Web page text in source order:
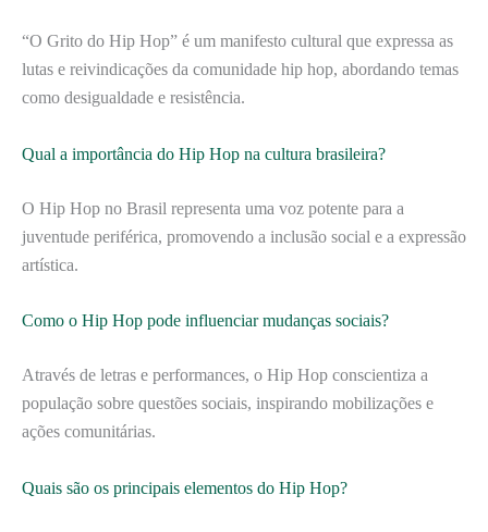
“O Grito do Hip Hop” é um manifesto cultural que expressa as
lutas e reivindicações da comunidade hip hop, abordando temas
como desigualdade e resistência.
Qual a importância do Hip Hop na cultura brasileira?
O Hip Hop no Brasil representa uma voz potente para a
juventude periférica, promovendo a inclusão social e a expressão
artística.
Como o Hip Hop pode influenciar mudanças sociais?
Através de letras e performances, o Hip Hop conscientiza a
população sobre questões sociais, inspirando mobilizações e
ações comunitárias.
Quais são os principais elementos do Hip Hop?